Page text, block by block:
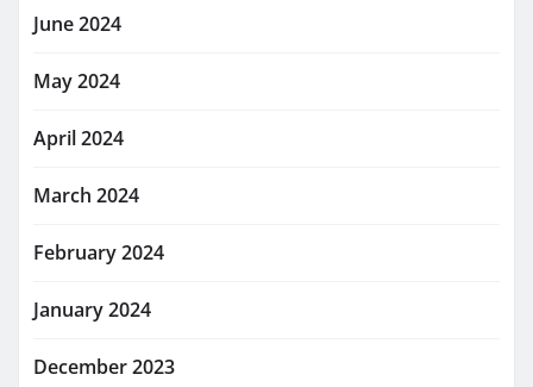
June 2024
May 2024
April 2024
March 2024
February 2024
January 2024
December 2023